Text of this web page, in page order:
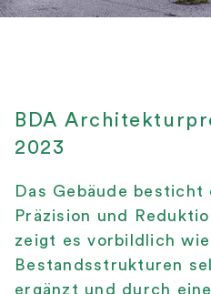
BDA
2023
Das Gebäude besticht
Präzision und
zeigt es vorbildlich wie
Bestandsstrukturen
ergänzt und durch